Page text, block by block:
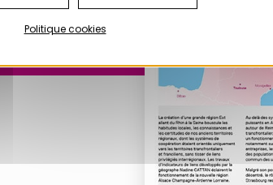
Politique cookies